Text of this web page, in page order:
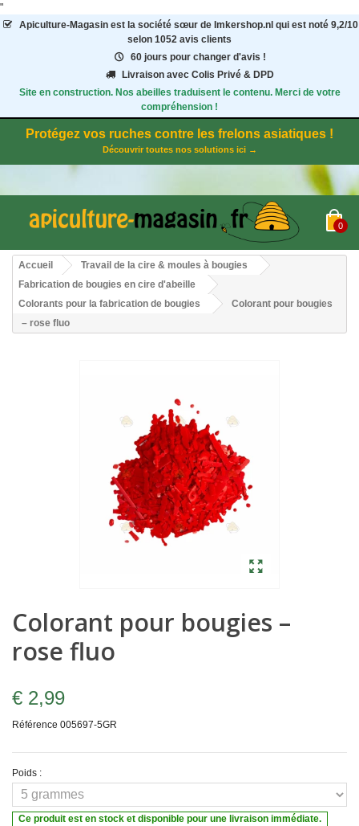
"
Apiculture-Magasinest la société sœur de Imkershop.nl qui est noté 9,2/10
selon 1052 avis clients
60 jours pour changer d'avis !
Livraison avec Colis Privé & DPD
Site en construction. Nos abeilles traduisent le contenu. Merci de votre
compréhension !
Protégez vos ruches contre les frelons asiatiques !
Découvrir toutes nos solutions ici →
0
Accueil
Travail de la cire & moules à bougies
Fabrication de bougies en cire d'abeille
Colorants pour la fabrication de bougies
Colorant pour bougies
– rose fluo
Colorant pour bougies –
rose fluo
€ 2,99
Référence 005697-5GR
Poids :
Ce produit est en stock et disponible pour une livraison immédiate.